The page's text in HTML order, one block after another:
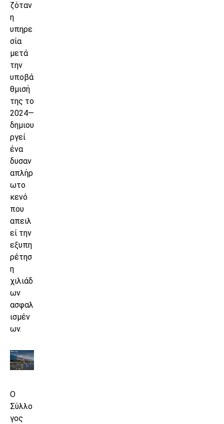
ζόταν
η
υπηρε
σία
μετά
την
υποβά
θμισή
της το
2024—
δημιου
ργεί
ένα
δυσαν
απλήρ
ωτο
κενό
που
απειλ
εί την
εξυπη
ρέτησ
η
χιλιάδ
ων
ασφαλ
ισμέν
ων.
Ο
Σύλλο
γος